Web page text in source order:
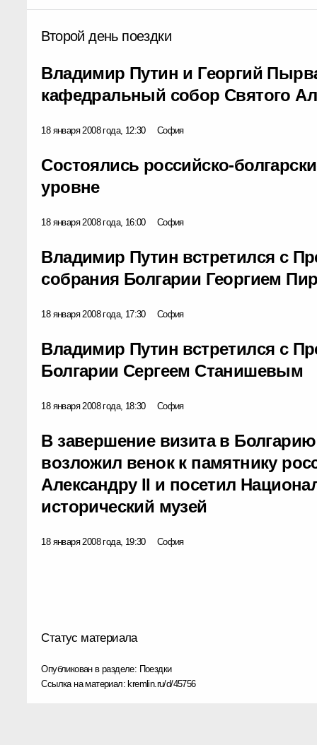
Второй день поездки
Владимир Путин и Георгий
кафедральный собор Святого
18 января 2008 года, 12:30 София
Состоялись российско-
уровне
18 января 2008 года, 16:00 София
Владимир Путин встретился с
собрания Болгарии Георгием
18 января 2008 года, 17:30 София
Владимир Путин встретился с
Болгарии Сергеем Станишевым
18 января 2008 года, 18:30 София
В завершение визита в
возложил венок к памятнику
Александру II и посетил
исторический музей
18 января 2008 года, 19:30 София
Статус материала
Опубликован в разделе: Поездки
Ссылка на материал: kremlin.ru/d/45756